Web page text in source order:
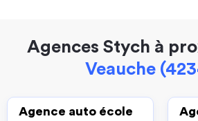
Agences Stych à
Veauche
Agence auto école